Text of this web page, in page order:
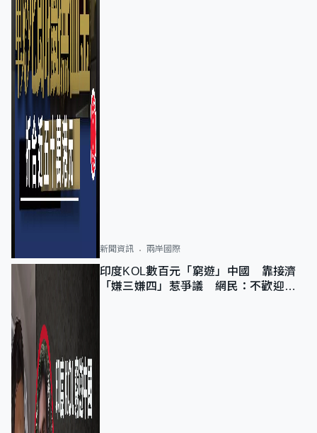
新聞資訊 兩岸國際
印度KOL數百元「窮遊」中國 靠接濟
「嫌三嫌四」惹爭議 網民：不歡迎劣